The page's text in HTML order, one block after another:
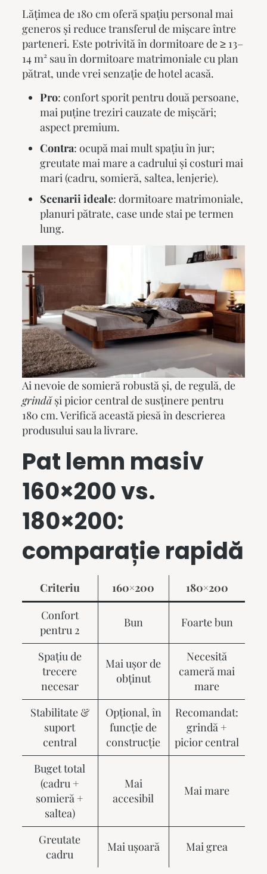
Lățimea de 180 cm oferă spațiu personal mai
generos și reduce transferul de mișcare între
parteneri. Este potrivită în dormitoare de ≥ 13–
14 m² sau în dormitoare matrimoniale cu plan
pătrat, unde vrei senzație de hotel acasă.
Pro: confort sporit pentru două persoane,
mai puține treziri cauzate de mișcări;
aspect premium.
Contra: ocupă mai mult spațiu în jur;
greutate mai mare a cadrului și costuri mai
mari (cadru, somieră, saltea, lenjerie).
Scenarii ideale: dormitoare matrimoniale,
planuri pătrate, case unde stai pe termen
lung.
Ai nevoie de somieră robustă și, de regulă, de
grindăși picior central de susținere pentru
180 cm. Verifică această piesă în descrierea
produsului sau la livrare.
Pat lemn masiv
160×200 vs.
180×200:
comparație rapidă
Criteriu 160×200
180×200
Confort
pentru 2
Bun Foarte bun
Spațiu de
trecere
necesar
Mai ușor de
obținut
Necesită
cameră mai
mare
Stabilitate &
suport
central
Opțional, în
funcție de
construcție
Recomandat:
grindă +
picior central
Buget total
(cadru +
somieră +
saltea)
Mai
accesibil
Mai mare
Greutate
cadru
Mai ușoară Mai grea